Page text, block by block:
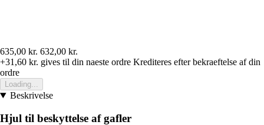
635,00 kr. 632,00 kr.
+31,60 kr. gives til din naeste ordre Krediteres efter bekraeftelse af din
ordre
Loading...
Beskrivelse
Hjul til beskyttelse af gafler